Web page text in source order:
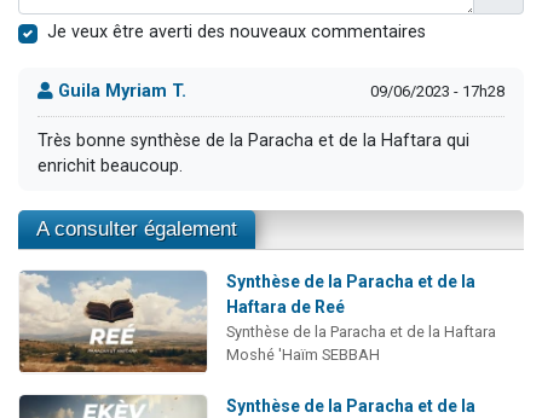
Je veux être averti des nouveaux commentaires
Guila Myriam T. 09/06/2023 - 17h28
Très bonne synthèse de la Paracha et de la Haftara qui
enrichit beaucoup.
A consulter également
Synthèse de la Paracha et de la
Haftara de Reé
Synthèse de la Paracha et de la Haftara
Moshé 'Haïm SEBBAH
Synthèse de la Paracha et de la